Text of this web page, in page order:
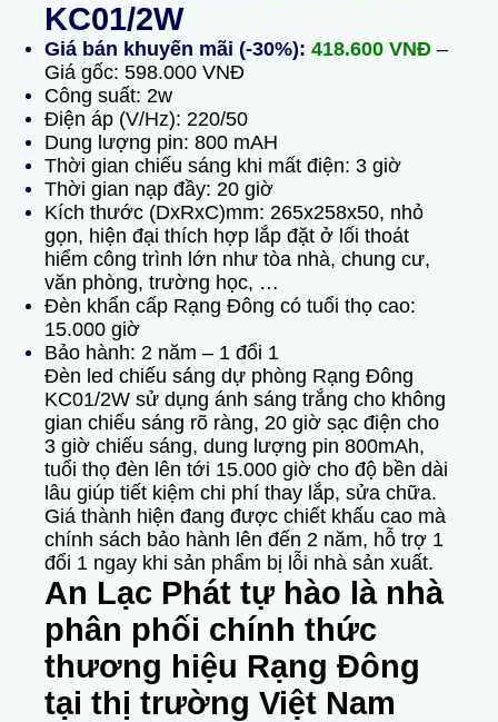
KC01/2W
Giá bán khuyến mãi (-30%): 418.600 VNĐ –
Giá gốc: 598.000 VNĐ
Công suất: 2w
Điện áp (V/Hz): 220/50
Dung lượng pin: 800 mAH
Thời gian chiếu sáng khi mất điện: 3 giờ
Thời gian nạp đầy: 20 giờ
Kích thước (DxRxC)mm: 265x258x50, nhỏ
gọn, hiện đại thích hợp lắp đặt ở lối thoát
hiểm công trình lớn như tòa nhà, chung cư,
văn phòng, trường học, …
Đèn khẩn cấp Rạng Đông có tuổi thọ cao:
15.000 giờ
Bảo hành: 2 năm – 1 đổi 1
Đèn led chiếu sáng dự phòng Rạng Đông
KC01/2W sử dụng ánh sáng trắng cho không
gian chiếu sáng rõ ràng, 20 giờ sạc điện cho
3 giờ chiếu sáng, dung lượng pin 800mAh,
tuổi thọ đèn lên tới 15.000 giờ cho độ bền dài
lâu giúp tiết kiệm chi phí thay lắp, sửa chữa.
Giá thành hiện đang được chiết khấu cao mà
chính sách bảo hành lên đến 2 năm, hỗ trợ 1
đổi 1 ngay khi sản phẩm bị lỗi nhà sản xuất.
An Lạc Phát tự hào là nhà
phân phối chính thức
thương hiệu Rạng Đông
tại thị trường Việt Nam